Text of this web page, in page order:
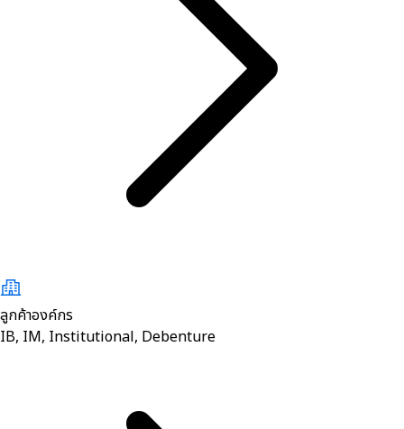
ลูกค้าองค์กร
IB, IM, Institutional, Debenture